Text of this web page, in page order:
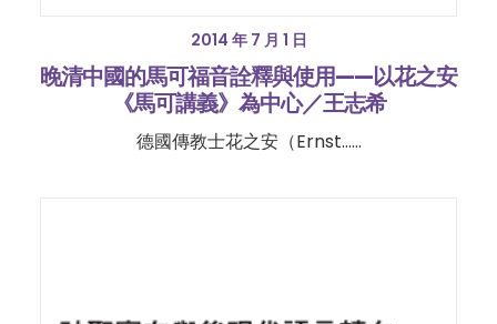
2014 年 7 月 1 日
晚清中國的馬可福音詮釋與使用——以花之安
《馬可講義》為中心／王志希
德國傳教士花之安（Ernst……